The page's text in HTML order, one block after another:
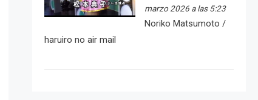
marzo 2026 a las 5:23
Noriko Matsumoto /
haruiro no air mail